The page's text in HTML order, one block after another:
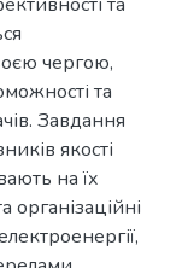
чергою,
та
Завдання
якості
на їх
організаційні